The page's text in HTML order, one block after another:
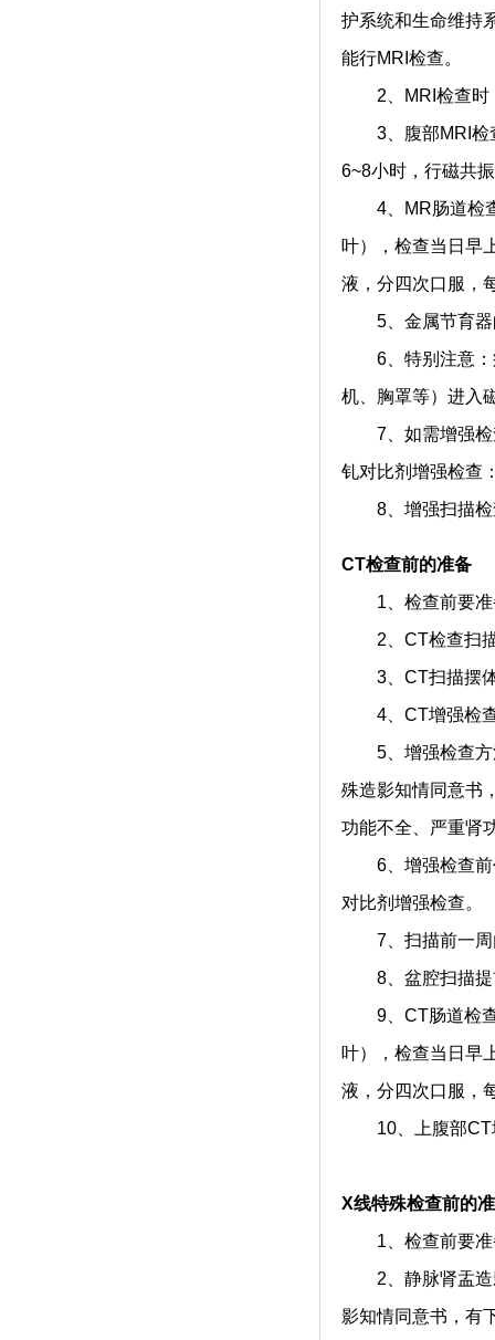
护系统和生命维持
能行MRI检查。
2、MRI检查时，
3、腹部MRI检查
6~8小时，行磁共
4、MR肠道检查
叶），检查当日早
液，分四次口服，
5、金属节育器
6、特别注意：病
机、胸罩等）进入
7、如需增强检查
钆对比剂增强检查
8、增强扫描检
CT检查前的准备
1、检查前要准
2、CT检查扫描
3、CT扫描摆体
4、CT增强检查
5、增强检查方法
殊造影知情同意书
功能不全、严重肾
6、增强检查前作
对比剂增强检查。
7、扫描前一周
8、盆腔扫描提
9、CT肠道检查
叶），检查当日早
液，分四次口服，
10、上腹部CT
X线特殊检查前的
1、检查前要准
2、静脉肾盂造影
影知情同意书，有